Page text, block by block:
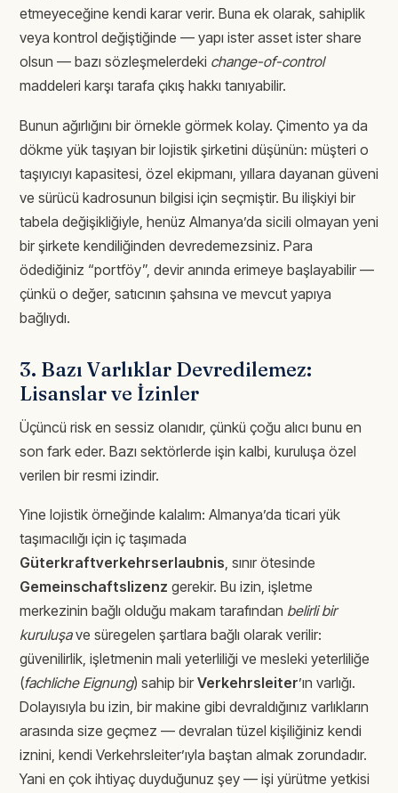
etmeyeceğine kendi karar verir. Buna ek olarak, sahiplik
veya kontrol değiştiğinde — yapı ister asset ister share
olsun — bazı sözleşmelerdeki change-of-control
maddeleri karşı tarafa çıkış hakkı tanıyabilir.
Bunun ağırlığını bir örnekle görmek kolay. Çimento ya da
dökme yük taşıyan bir lojistik şirketini düşünün: müşteri o
taşıyıcıyı kapasitesi, özel ekipmanı, yıllara dayanan güveni
ve sürücü kadrosunun bilgisi için seçmiştir. Bu ilişkiyi bir
tabela değişikliğiyle, henüz Almanya’da sicili olmayan yeni
bir şirkete kendiliğinden devredemezsiniz. Para
ödediğiniz “portföy”, devir anında erimeye başlayabilir —
çünkü o değer, satıcının şahsına ve mevcut yapıya
bağlıydı.
3. Bazı Varlıklar Devredilemez:
Lisanslar ve İzinler
Üçüncü risk en sessiz olanıdır, çünkü çoğu alıcı bunu en
son fark eder. Bazı sektörlerde işin kalbi, kuruluşa özel
verilen bir resmi izindir.
Yine lojistik örneğinde kalalım: Almanya’da ticari yük
taşımacılığı için iç taşımada
Güterkraftverkehrserlaubnis, sınır ötesinde
Gemeinschaftslizenz gerekir. Bu izin, işletme
merkezinin bağlı olduğu makam tarafından belirli bir
kuruluşave süregelen şartlara bağlı olarak verilir:
güvenilirlik, işletmenin mali yeterliliği ve mesleki yeterliliğe
(fachliche Eignung) sahip bir Verkehrsleiter’ın varlığı.
Dolayısıyla bu izin, bir makine gibi devraldığınız varlıkların
arasında size geçmez — devralan tüzel kişiliğiniz kendi
iznini, kendi Verkehrsleiter’ıyla baştan almak zorundadır.
Yani en çok ihtiyaç duyduğunuz şey — işi yürütme yetkisi